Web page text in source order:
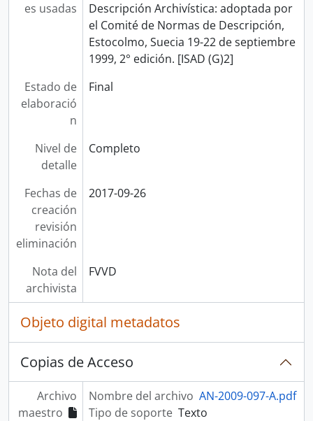
es usadas
Descripción Archivística: adoptada por
el Comité de Normas de Descripción,
Estocolmo, Suecia 19-22 de septiembre
1999, 2° edición. [ISAD (G)2]
Estado de
elaboració
n
Final
Nivel de
detalle
Completo
Fechas de
creación
revisión
eliminación
2017-09-26
Nota del
archivista
FVVD
Objeto digital metadatos
Copias de Acceso
Archivo
maestro
Nombre del archivo AN-2009-097-A.pdf
Tipo de soporte Texto